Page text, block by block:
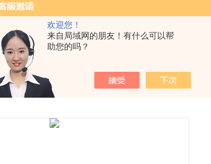
欢迎您！
来自局域网的朋友！有什么可以帮
助您的吗？
我的位置： >产品中心 >水质检测仪